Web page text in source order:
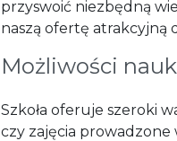
przyswoić niezbędną
naszą ofertę atrakcyjną
Możliwości
Szkoła oferuje szeroki
czy zajęcia